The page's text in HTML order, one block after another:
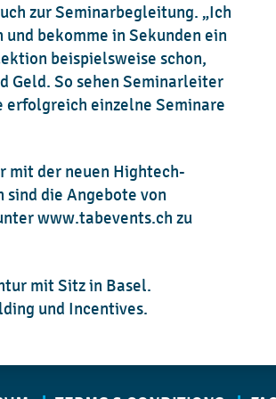
zur Seminarbegleitung. „Ich
bekomme in Sekunden ein
beispielsweise schon,
Geld. So sehen Seminarleiter
erfolgreich einzelne Seminare
mit der neuen Hightech-
sind die Angebote von
www.tabevents.ch zu
mit Sitz in Basel.
und Incentives.
fields and have to be completed in order to be
Message